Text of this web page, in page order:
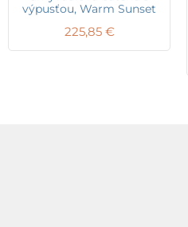
výpusťou, Warm Sunset
225,85 €